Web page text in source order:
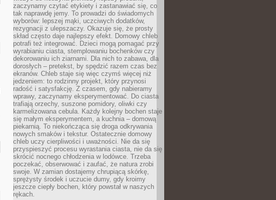
zaczynamy czytać etykiety i zastanawiać się, co
tak naprawdę jemy. To prowadzi do świadomych
wyborów: lepszej mąki, uczciwych dodatków,
rezygnacji z ulepszaczy. Okazuje się, że prosty
skład często daje najlepszy efekt. Domowy chleb
potrafi też integrować. Dzieci mogą pomagać przy
wyrabianiu ciasta, stemplowaniu bochenków czy
dekorowaniu ich ziarnami. Dla nich to zabawa, dla
dorosłych – pretekst, by spędzić razem czas bez
ekranów. Chleb staje się więc czymś więcej niż
jedzeniem: to rodzinny projekt, który przynosi
radość i satysfakcję. Z czasem, gdy nabieramy
wprawy, zaczynamy eksperymentować. Do ciasta
trafiają orzechy, suszone pomidory, oliwki czy
karmelizowana cebula. Każdy kolejny bochen staje
się małym eksperymentem, a kuchnia – domową
piekarnią. To niekończąca się droga odkrywania
nowych smaków i tekstur. Ostatecznie domowy
chleb uczy cierpliwości i uważności. Nie da się
przyspieszyć procesu wyrastania ciasta, nie da się
skrócić nocnego chłodzenia w lodówce. Trzeba
poczekać, obserwować i zaufać, że natura zrobi
swoje. W zamian dostajemy chrupiącą skórkę,
sprężysty środek i uczucie dumy, gdy kroimy
jeszcze ciepły bochen, który powstał w naszych
rękach.